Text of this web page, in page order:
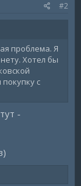
#2
проблема. Я
Хотел бы
с
-